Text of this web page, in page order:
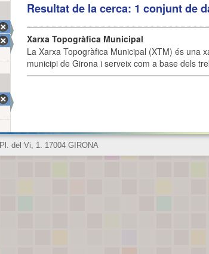
Resultat de la cerca: 1 conjunt de
Xarxa Topogràfica Municipal
La Xarxa Topogràfica Municipal (XTM) és una
municipi de Girona i serveix com a base dels
Pl. del Vi, 1. 17004 GIRONA